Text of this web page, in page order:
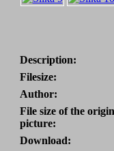
Description:
Filesize:
Author:
File size of the
picture:
Download: